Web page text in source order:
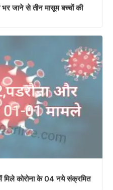
जाने से तीन मासूम बच्चों की
मिले कोरोना के 04 नये संक्रमित